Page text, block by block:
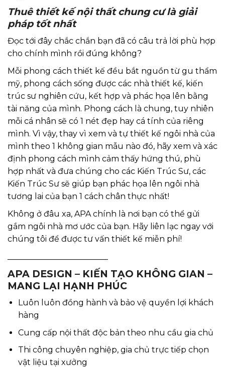
Thuê thiết kế nội thất chung cư là giải
pháp tốt nhất
Đọc tới đây chắc chắn bạn đã có câu trả lời phù hợp
cho chính mình rồi đúng không?
Mỗi phong cách thiết kế đều bắt nguồn từ gu thẩm
mỹ, phong cách sống được các nhà thiết kế, kiến
trúc sư nghiên cứu, kết hợp và phác họa lên bằng
tài năng của mình. Phong cách là chung, tuy nhiên
mỗi cá nhân sẽ có 1 nét đẹp hay cá tính của riêng
mình. Vì vậy, thay vì xem và tự thiết kế ngôi nhà của
mình theo 1 không gian mẫu nào đó, hãy xem và xác
định phong cách mình cảm thấy hứng thú, phù
hợp nhất và đưa chúng cho các Kiến Trúc Sư, các
Kiến Trúc Sư sẽ giúp bạn phác họa lên ngôi nhà
tương lai của bạn 1 cách chân thực nhất!
Không ở đâu xa, APA chính là nơi bạn có thể gửi
gắm ngôi nhà mơ ước của bạn. Hãy liên lạc ngay với
chúng tôi để được tư vấn thiết kế miễn phí!
APA DESIGN – KIẾN TẠO KHÔNG GIAN –
MANG LẠI HẠNH PHÚC
Luôn luôn đồng hành và bảo vệ quyền lợi khách
hàng
Cung cấp nội thất độc bản theo nhu cầu gia chủ
Thi công chuyên nghiệp, gia chủ trực tiếp chọn
vật liệu tại xưởng